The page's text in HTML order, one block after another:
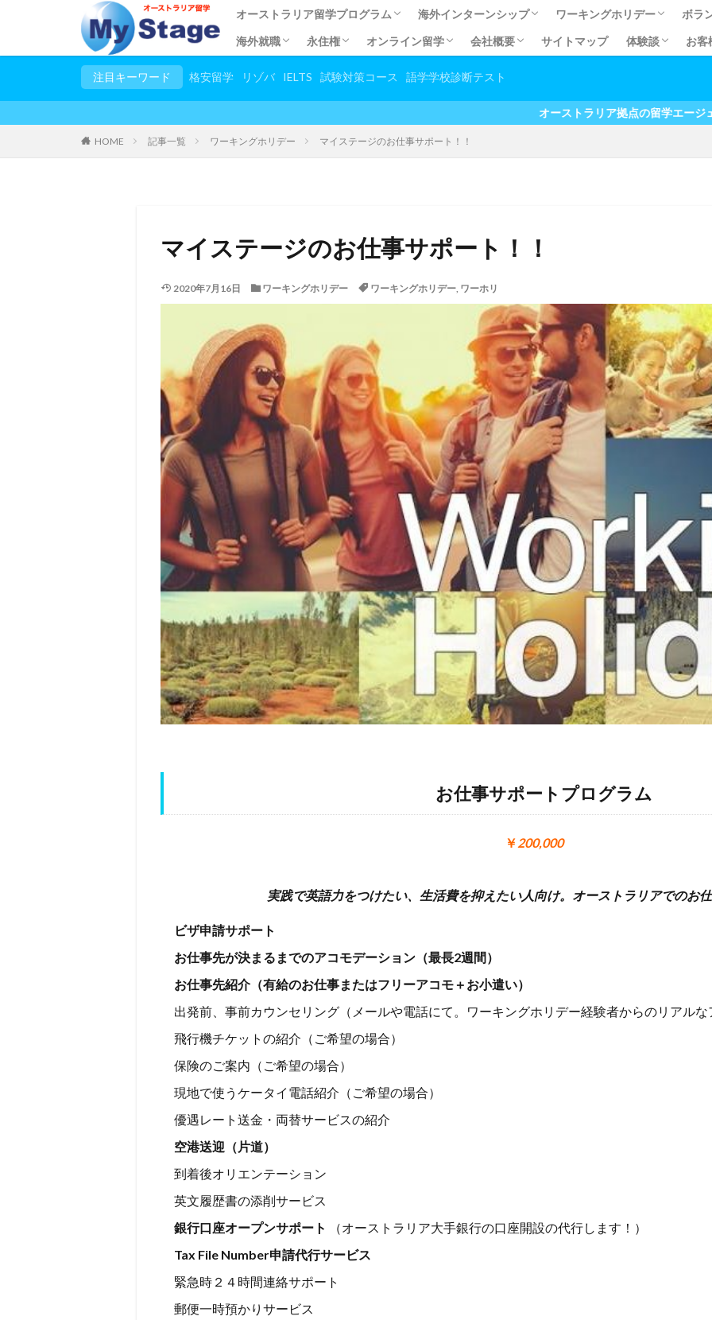
オーストラリア留学プログラム
都市別語学学校
語学留学
専門学校留学
短期語学留学
大学・大学院留学
小/中/高校留学
幼稚園留学
トビタテ留学JAPAN
親子留学
2カ国留学
他国の留学一覧
春休み夏休み大学生プログラム
試験対策コース
日本語教師養成講座
児童英語教師養成講座(TECSOL)
英語教師養成講座(TESOL)
お稽古留学
シニア留学
スタディーツアー
田舎ステイプログラム
海外インターンシップ
オーストラリア有給インターンシップ
オーストラリア有給インターンシップ体験談
有給インターンシップQ&A
カナダ有給インターンシップ
オーストラリア無給インターンシップ
オーストラリア無給インターンシップ体験談
無給インターンシップＱ＆Ａ
ワーキングホリデー
ワーキングホリデーとは？
留学費用の元が取れるワーホ
ワーホリお得なパッケージ
英語力向上だけじゃない！
あなたに合うビザを見つけ
【コラム】ワーホリ＆留学
【準備編】海外生活必須アイ
【準備編】オーストラリア
ボラ
幼
日
海外就職
シンガポールで海外就職
応募条件
プログラムの流れ
永住権
住みやすい国No.1！で暮らす
永住権取得への道
申請手続きの流れ
留学して永住権が目指せる道
ビザ申請を依頼する利点
永住権にまつわるよくある質問
オンライン留学
コスト抑えて英語力アップ！オンライン留学
しっかり英語力アップ！セレクティブ英会話
お家でお手軽英語学習♪オンライン英会話
会社概要
会社概要
アクセス
マイステージ スタッフプロフィール
プライバシーポリシー
サイトマップ 体験談 お客
注目キーワード 格安留学 リゾバ IELTS 試験対策コース 語学学校診断テスト
オーストラリア拠点の留学エージェント お得なキャンペ
HOME 記事一覧 ワーキングホリデー マイステージのお仕事サポート！！
マイステージのお仕事サポート！！
2020年7月16日 ワーキングホリデー ワーキングホリデー, ワーホリ
お仕事サポートプログラム
￥ 200,000
実践で英語力をつけたい、生活費を抑えたい人向け。オーストラリアでのお
ビザ申請サポート
お仕事先が決まるまでのアコモデーション（最長2週間）
お仕事先紹介（有給のお仕事またはフリーアコモ＋お小遣い）
出発前、事前カウンセリング（メールや電話にて。ワーキングホリデー経験者からのリアル
飛行機チケットの紹介（ご希望の場合）
保険のご案内（ご希望の場合）
現地で使うケータイ電話紹介（ご希望の場合）
優遇レート送金・両替サービスの紹介
空港送迎（片道）
到着後オリエンテーション
英文履歴書の添削サービス
銀行口座オープンサポート
（オーストラリア大手銀行の口座開設の代行します！）
Tax File Number申請代行サービス
緊急時２４時間連絡サポート
郵便一時預かりサービス